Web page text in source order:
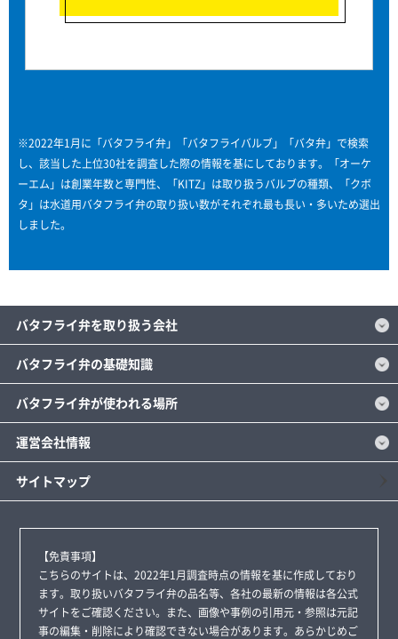
※2022年1月に「バタフライ弁」「バタフライバルブ」「バタ弁」で検索
し、該当した上位30社を調査した際の情報を基にしております。「オーケ
ーエム」は創業年数と専門性、「KITZ」は取り扱うバルブの種類、「クボ
タ」は水道用バタフライ弁の取り扱い数がそれぞれ最も長い・多いため選出
しました。
バタフライ弁を取り扱う会社
バタフライ弁の基礎知識
バタフライ弁が使われる場所
運営会社情報
サイトマップ
【免責事項】
こちらのサイトは、2022年1月調査時点の情報を基に作成しており
ます。取り扱いバタフライ弁の品名等、各社の最新の情報は各公式
サイトをご確認ください。また、画像や事例の引用元・参照は元記
事の編集・削除により確認できない場合があります。あらかじめご